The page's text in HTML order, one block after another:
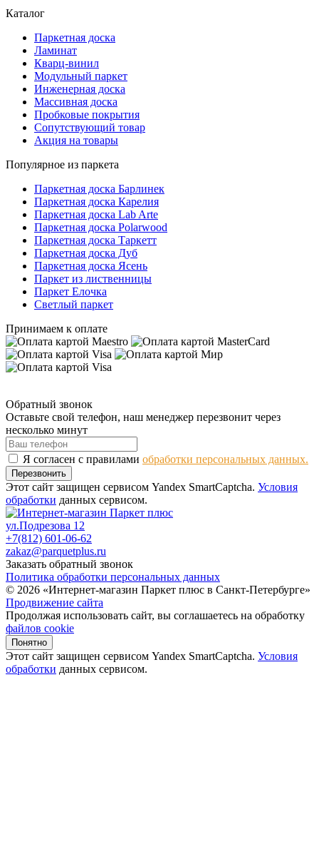
Каталог
Паркетная доска
Ламинат
Кварц-винил
Модульный паркет
Инженерная доска
Массивная доска
Пробковые покрытия
Сопутствующий товар
Акция на товары
Популярное из паркета
Паркетная доска Барлинек
Паркетная доска Карелия
Паркетная доска Lab Arte
Паркетная доска Polarwood
Паркетная доска Таркетт
Паркетная доска Дуб
Паркетная доска Ясень
Паркет из лиственницы
Паркет Елочка
Светлый паркет
Принимаем к оплате
Обратный звонок
Оставьте свой телефон, наш менеджер перезвонит через
несколько минут
Я согласен с правилами обработки персональных данных.
Перезвонить
Этот сайт защищен сервисом Yandex SmartCaptcha. Условия
обработки данных сервисом.
ул.Подрезова 12
+7(812) 601-06-62
zakaz@parquetplus.ru
Заказать обратный звонок
Политика обработки персональных данных
© 2026 «Интернет-магазин Паркет плюс в Санкт-Петербурге»
Продвижение сайта
Продолжая использовать сайт, вы соглашаетесь на обработку
файлов cookie
Понятно
Этот сайт защищен сервисом Yandex SmartCaptcha. Условия
обработки данных сервисом.